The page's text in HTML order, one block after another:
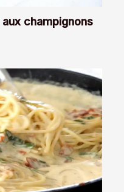
champignons